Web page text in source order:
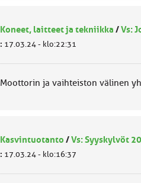
Koneet, laitteet ja tekniikka /Vs:
: 17.03.24 - klo:22:31
Moottorin ja vaihteiston välinen
Kasvintuotanto /Vs: Syyskylvöt
: 17.03.24 - klo:16:37